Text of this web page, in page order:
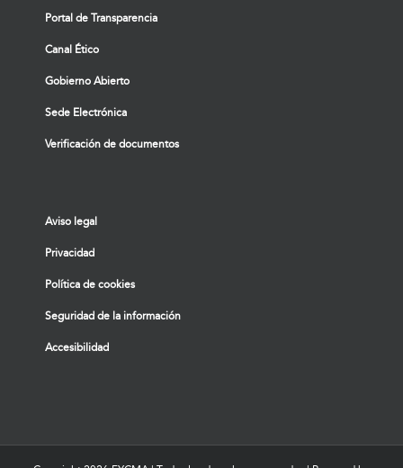
Portal de Transparencia
Canal Ético
Gobierno Abierto
Sede Electrónica
Verificación de documentos
Aviso legal
Privacidad
Política de cookies
Seguridad de la información
Accesibilidad